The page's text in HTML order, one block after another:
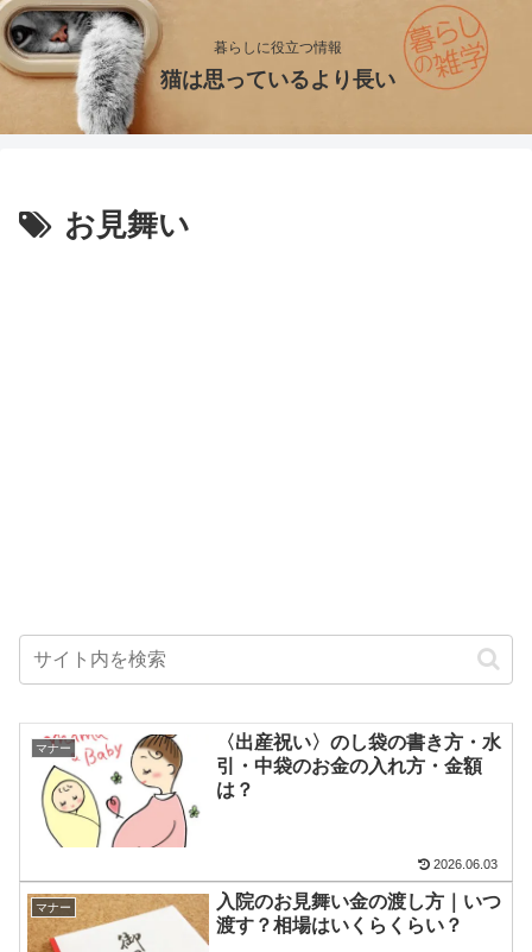
暮らしに役立つ情報
猫は思っているより長い
お見舞い
マナー
〈出産祝い〉のし袋の書き方・水
引・中袋のお金の入れ方・金額
は？
2026.06.03
マナー
入院のお見舞い金の渡し方｜いつ
渡す？相場はいくらくらい？